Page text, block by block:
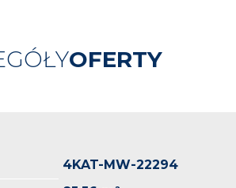
OFERTY
4KAT-MW-22294